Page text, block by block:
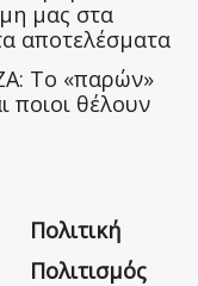
μας στα
αποτελέσματα
Το «παρών»
ποιοι θέλουν
Πολιτική
Πολιτισμός